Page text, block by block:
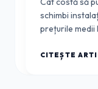
schimbi
prețurile medii
CITEȘTE